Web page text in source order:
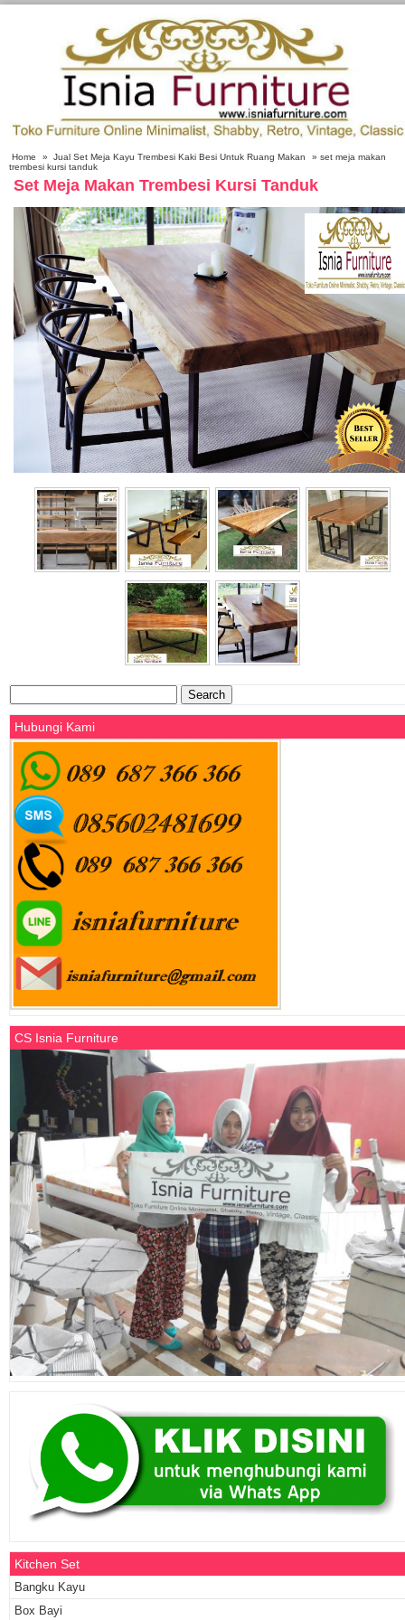
Home » Jual Set Meja Kayu Trembesi Kaki Besi Untuk Ruang Makan
» set meja makan
trembesi kursi tanduk
Set Meja Makan Trembesi Kursi Tanduk
Search
for:
Hubungi Kami
CS Isnia Furniture
Kitchen Set
Bangku Kayu
Box Bayi